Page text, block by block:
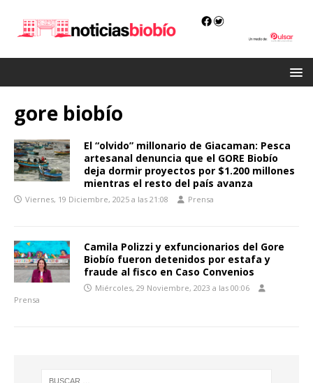
gore biobío
El “olvido” millonario de Giacaman: Pesca
artesanal denuncia que el GORE Biobío
deja dormir proyectos por $1.200 millones
mientras el resto del país avanza
Viernes, 19 Diciembre, 2025 a las 21:08 Prensa
Camila Polizzi y exfuncionarios del Gore
Biobío fueron detenidos por estafa y
fraude al fisco en Caso Convenios
Miércoles, 29 Noviembre, 2023 a las 00:06
Prensa